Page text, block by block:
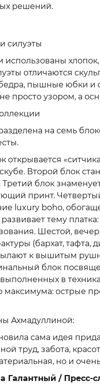
решений.
силуэты
использованы
отличаются
пышные юбки и
просто узором, а
на семь
открывается
Второй блок
Третий блок
принт.
luxury boho,
тему
Шестой,
(бархат,
к вышитым
блок
в
максимума: острые
Ахмадуллиной:
сама идея
труд, забота,
но и
Галантный / Пресс-